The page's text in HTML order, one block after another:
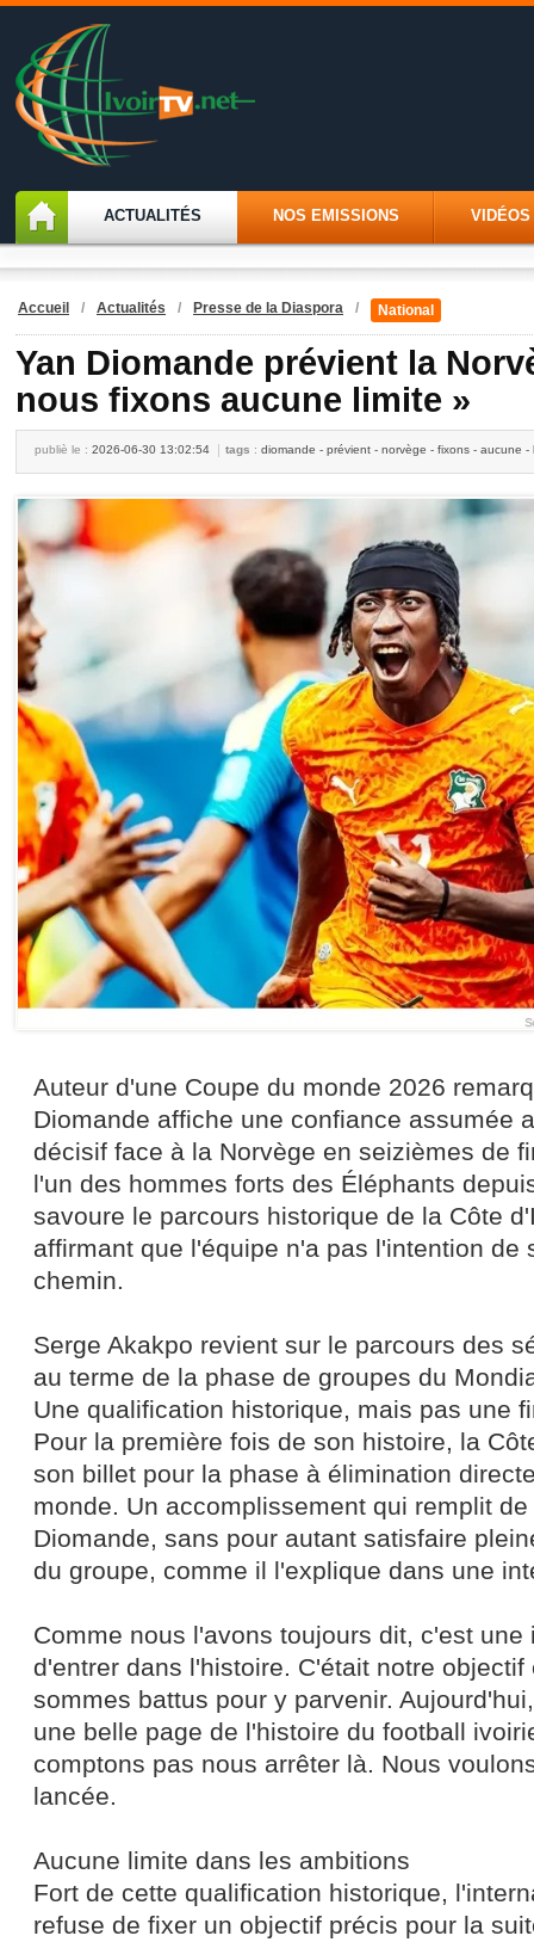
ACTUALITÉS NOS EMISSIONS VIDÉOS
Accueil / Actualités / Presse de la Diaspora / National
Yan Diomande prévient la
nous fixons aucune limite »
publiè le : 2026-06-30 13:02:54 tags : diomande - prévient - norvège - fixons - aucune -
Auteur d'une Coupe du monde 2026
Diomande affiche une confiance assumée
décisif face à la Norvège en seizièmes de
l'un des hommes forts des Éléphants
savoure le parcours historique de la Côte
affirmant que l'équipe n'a pas l'intention de
chemin.
Serge Akakpo revient sur le parcours des
au terme de la phase de groupes du
Une qualification historique, mais pas une
Pour la première fois de son histoire, la
son billet pour la phase à élimination
monde. Un accomplissement qui remplit de
Diomande, sans pour autant satisfaire
du groupe, comme il l'explique dans une
Comme nous l'avons toujours dit, c'est une
d'entrer dans l'histoire. C'était notre objectif
sommes battus pour y parvenir.
une belle page de l'histoire du football
comptons pas nous arrêter là. Nous
lancée.
Aucune limite dans les ambitions
Fort de cette qualification historique,
refuse de fixer un objectif précis pour la